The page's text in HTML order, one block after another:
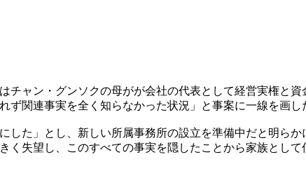
ャン・グンソクの母がが会社の代表として経営実権と資
関連事実を全く知らなかった状況」と事案に一線を画し
した」とし、新しい所属事務所の設立を準備中だと明ら
失望し、このすべての事実を隠したことから家族として